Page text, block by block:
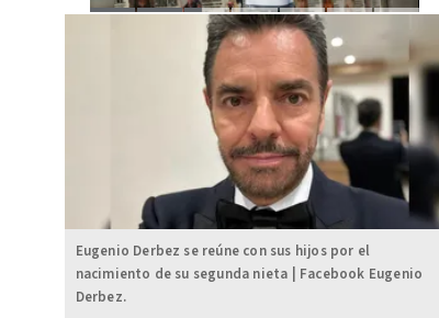
Eugenio Derbez se reúne con sus hijos por el
nacimiento de su segunda nieta | Facebook Eugenio
Derbez.